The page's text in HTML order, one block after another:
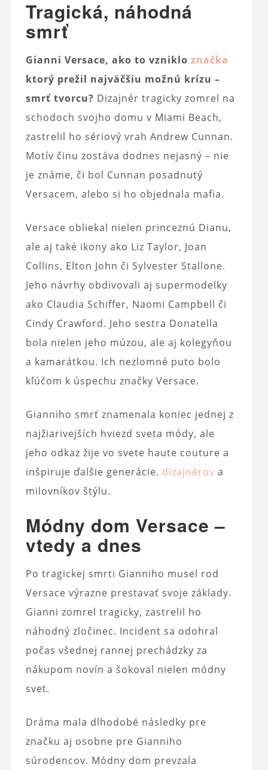
Tragická, náhodná
smrť
Gianni Versace, ako to vzniklo značka
ktorý prežil najväčšiu možnú krízu –
smrť tvorcu? Dizajnér tragicky zomrel na
schodoch svojho domu v Miami Beach,
zastrelil ho sériový vrah Andrew Cunnan.
Motív činu zostáva dodnes nejasný – nie
je známe, či bol Cunnan posadnutý
Versacem, alebo si ho objednala mafia.
Versace obliekal nielen princeznú Dianu,
ale aj také ikony ako Liz Taylor, Joan
Collins, Elton John či Sylvester Stallone.
Jeho návrhy obdivovali aj supermodelky
ako Claudia Schiffer, Naomi Campbell či
Cindy Crawford. Jeho sestra Donatella
bola nielen jeho múzou, ale aj kolegyňou
a kamarátkou. Ich nezlomné puto bolo
kľúčom k úspechu značky Versace.
Gianniho smrť znamenala koniec jednej z
najžiarivejších hviezd sveta módy, ale
jeho odkaz žije vo svete haute couture a
inšpiruje ďalšie generácie. dizajnérov a
milovníkov štýlu.
Módny dom Versace –
vtedy a dnes
Po tragickej smrti Gianniho musel rod
Versace výrazne prestavať svoje základy.
Gianni zomrel tragicky, zastrelil ho
náhodný zločinec. Incident sa odohral
počas všednej rannej prechádzky za
nákupom novín a šokoval nielen módny
svet.
Dráma mala dlhodobé následky pre
značku aj osobne pre Gianniho
súrodencov. Módny dom prevzala